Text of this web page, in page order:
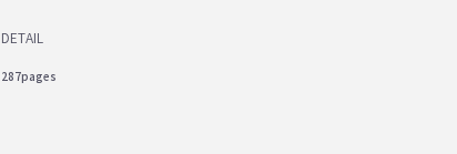
DETAIL
287pages